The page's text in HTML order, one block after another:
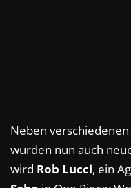
Neben verschiedenen
wurden nun auch
wird Rob Lucci, ein